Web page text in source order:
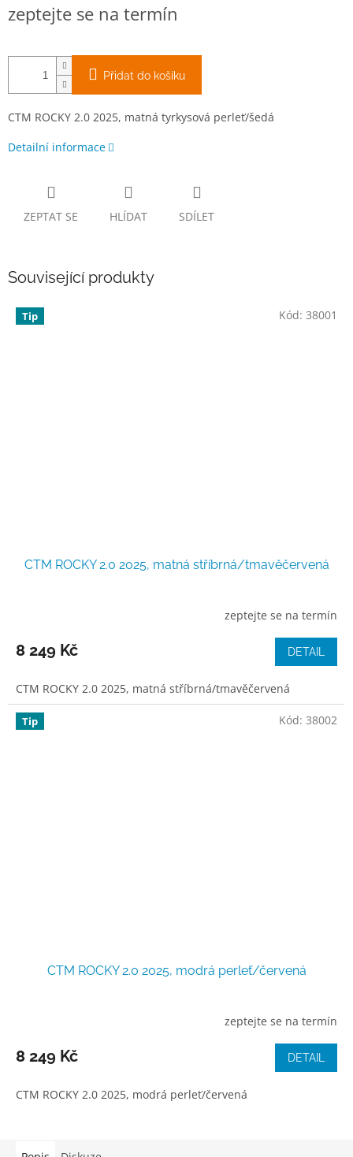
cena:
zeptejte se na termín
Přidat do košíku
CTM ROCKY 2.0 2025, matná tyrkysová perleť/šedá
Detailní informace
ZEPTAT SE HLÍDAT SDÍLET
Související produkty
Tip
CTM ROCKY 2.0 2025, matná stříbrná/tmavěčervená
zeptejte se na termín
8 249 Kč DETAIL
CTM ROCKY 2.0 2025, matná stříbrná/tmavěčervená
Kód: 38001
Tip
CTM ROCKY 2.0 2025, modrá perleť/červená
zeptejte se na termín
8 249 Kč DETAIL
CTM ROCKY 2.0 2025, modrá perleť/červená
Kód: 38002